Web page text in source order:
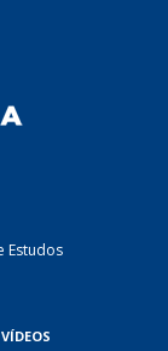
Estudos
VÍDEOS